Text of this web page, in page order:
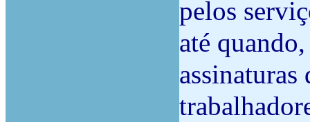
pelos
até
assinaturas